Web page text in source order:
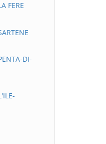
FERE
DI-